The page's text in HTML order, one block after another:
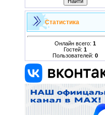
Статистика
Онлайн всего: 1
Гостей: 1
Пользователей: 0